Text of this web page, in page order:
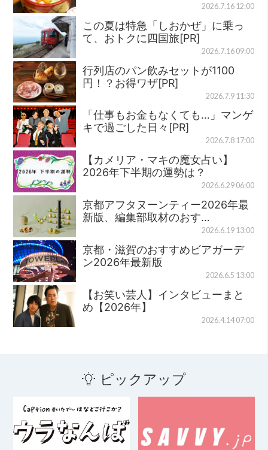
2026.7.16 12:00
この夏は特急「しおかぜ」に乗っ
て、おトクに四国旅[PR]
2026.7.16 09:00
行列店のパン飲みセットが1100
円！？お得ワザ[PR]
2026.7.9 11:30
「仕事もお金もなくても…」マンゲ
キで過ごした日々[PR]
2026.7.8 17:00
【カメリア・マキの魔女占い】
2026年下半期の運勢は？
2026.6.29 06:00
京都アフタヌーンティー2026年最
新版、編集部取材のおす…
2026.6.19 13:00
京都・滋賀のおすすめビアガーデ
ン2026年最新版
2026.6.5 13:00
【お笑い芸人】インタビューまと
め【2026年】
2026.4.14 07:00
ピックアップ